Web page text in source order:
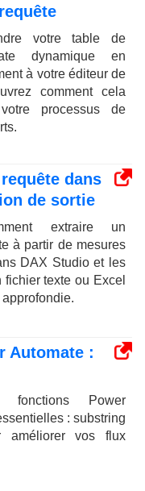
votre table de
dynamique en
à votre éditeur de
comment cela
processus de
dans
de sortie
extraire un
à partir de mesures
DAX Studio et les
texte ou Excel
Automate :
fonctions Power
: substring
améliorer vos flux